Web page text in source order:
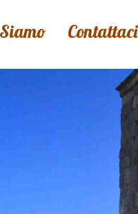
Contattaci